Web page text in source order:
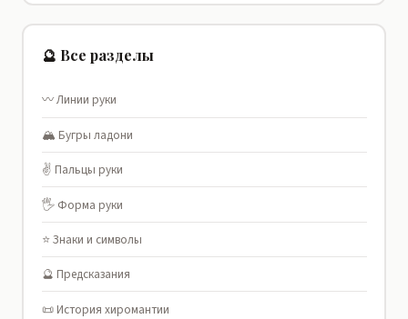
🔮 Все разделы
〰️ Линии руки
🏔️ Бугры ладони
✌️ Пальцы руки
🖐️ Форма руки
⭐ Знаки и символы
🔮 Предсказания
📜 История хиромантии